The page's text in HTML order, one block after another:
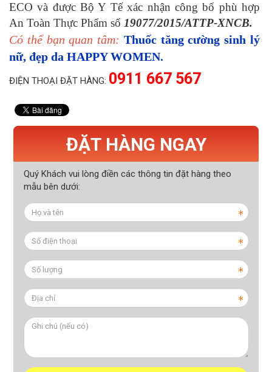
ECO và được Bộ Y Tế xác nhận công bố phù hợp
An Toàn Thực Phẩm số 19077/2015/ATTP-XNCB.
Có thể bạn quan tâm: Thuốc tăng cường sinh lý
nữ, đẹp da HAPPY WOMEN.
ĐIỆN THOẠI ĐẶT HÀNG: 0911 667 567
ĐẶT HÀNG NGAY
Quý Khách vui lòng điền các thông tin đặt hàng theo
mẫu bên dưới: